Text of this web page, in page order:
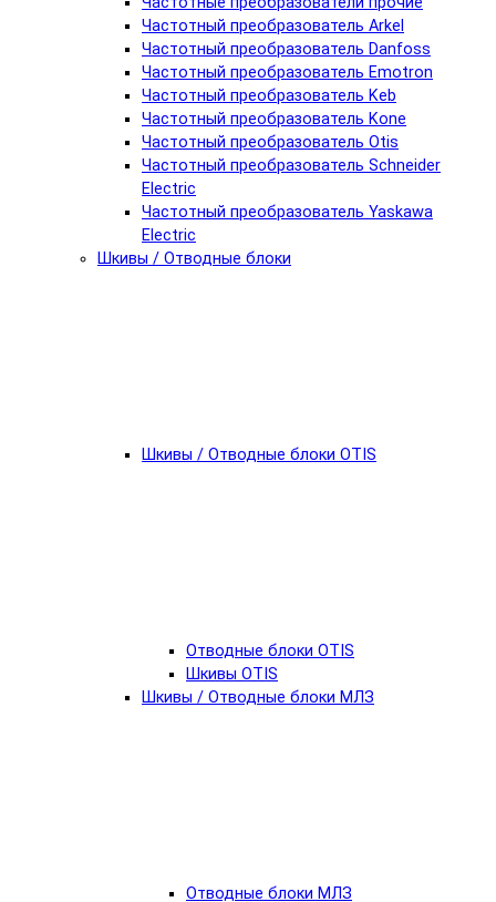
Частотный преобразователь Arkel
Частотный преобразователь Danfoss
Частотный преобразователь Emotron
Частотный преобразователь Keb
Частотный преобразователь Kone
Частотный преобразователь Otis
Частотный преобразователь Schneider
Electric
Частотный преобразователь Yaskawa
Electric
Шкивы / Отводные блоки
Шкивы / Отводные блоки OTIS
Отводные блоки OTIS
Шкивы OTIS
Шкивы / Отводные блоки МЛЗ
Отводные блоки МЛЗ